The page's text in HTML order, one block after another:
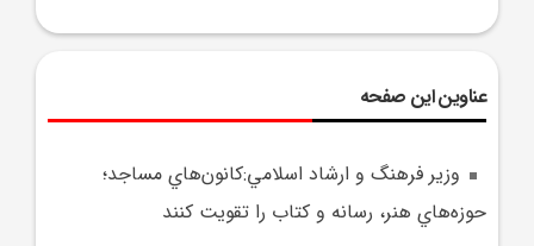
عناوین این صفحه
وزير فرهنگ و ارشاد اسلامي:کانون‌هاي مساجد؛
حوزه‌هاي هنر، رسانه و کتاب را تقويت کنند